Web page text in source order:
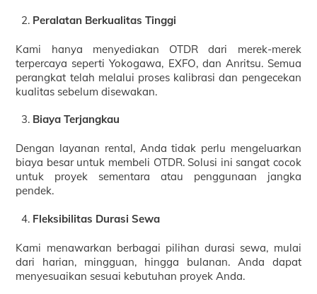
Peralatan Berkualitas Tinggi
Kami hanya menyediakan OTDR dari merek-merek
terpercaya seperti Yokogawa, EXFO, dan Anritsu. Semua
perangkat telah melalui proses kalibrasi dan pengecekan
kualitas sebelum disewakan.
Biaya Terjangkau
Dengan layanan rental, Anda tidak perlu mengeluarkan
biaya besar untuk membeli OTDR. Solusi ini sangat cocok
untuk proyek sementara atau penggunaan jangka
pendek.
Fleksibilitas Durasi Sewa
Kami menawarkan berbagai pilihan durasi sewa, mulai
dari harian, mingguan, hingga bulanan. Anda dapat
menyesuaikan sesuai kebutuhan proyek Anda.